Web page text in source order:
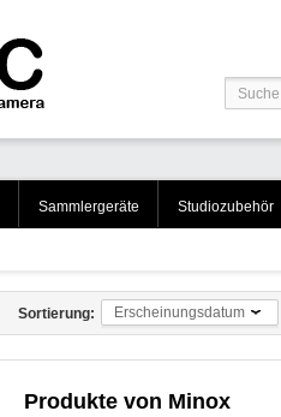
Sammlergeräte Studiozubehör
Sortierung: Erscheinungsdatum
Produkte von Minox